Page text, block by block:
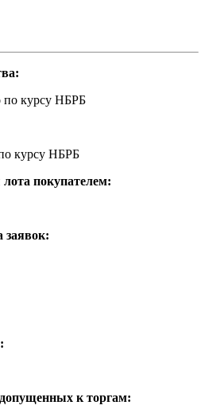
по курсу НБРБ
курсу НБРБ
покупателем:
заявок:
к торгам: